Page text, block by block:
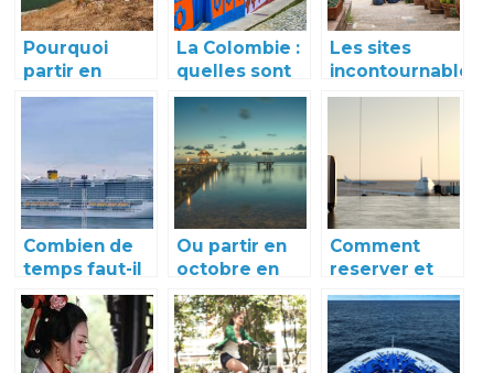
Pourquoi
partir en
excursion sur
La Colombie :
quelles sont
les villes à
visiter ?
Les sites
incontournables
lors d’un
Combien de
temps faut-il
passer en
mediterranee
pour une
croisiere ?
Ou partir en
octobre en
toute
securite ?
Comment
reserver et
voyager en
toute
serenite ?